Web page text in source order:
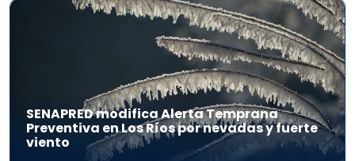
SENAPRED modifica Alerta Temprana
Preventiva en Los Ríos por nevadas y fuerte
viento